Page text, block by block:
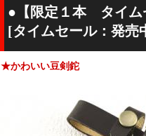
●【限定１本 タイ
[タイムセール：発売
★かわいい豆剣鉈